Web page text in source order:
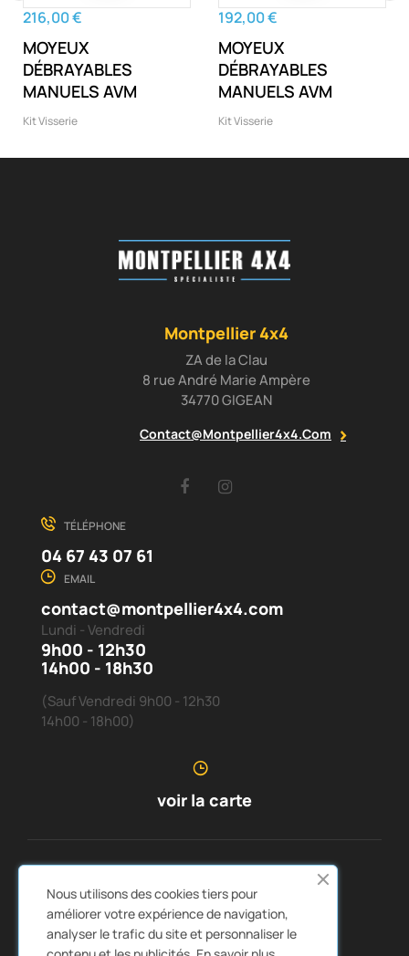
216,00 €
MOYEUX
DÉBRAYABLES
MANUELS AVM
Kit Visserie
192,00 €
MOYEUX
DÉBRAYABLES
MANUELS AVM
Kit Visserie
Montpellier 4x4
ZA de la Clau
8 rue André Marie Ampère
34770 GIGEAN
Contact@montpellier4x4.com
Facebook
TÉLÉPHONE
04 67 43 07 61
EMAIL
contact@montpellier4x4.com
Lundi - Vendredi
9h00 - 12h30
14h00 - 18h30
(Sauf Vendredi 9h00 - 12h30
14h00 - 18h00)
voir la carte
SERVICE CLIENTS  À PROPOS DE NOUS 
LIENS RAPIDES  CATALOGUES 
Nous utilisons des cookies tiers pour
améliorer votre expérience de navigation,
analyser le trafic du site et personnaliser le